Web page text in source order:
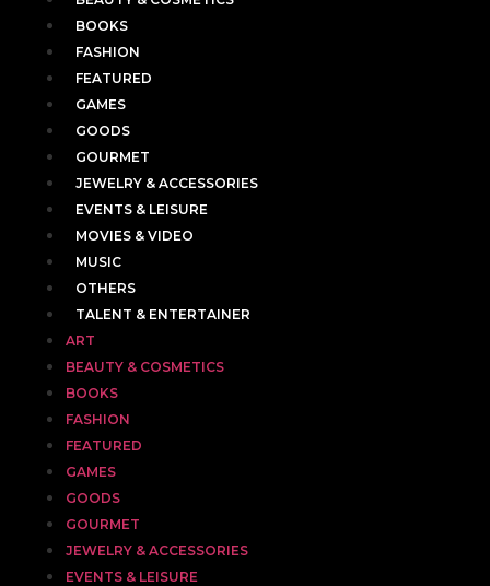
BOOKS
FASHION
FEATURED
GAMES
GOODS
GOURMET
JEWELRY & ACCESSORIES
EVENTS & LEISURE
MOVIES & VIDEO
MUSIC
OTHERS
TALENT & ENTERTAINER
ART
BEAUTY & COSMETICS
BOOKS
FASHION
FEATURED
GAMES
GOODS
GOURMET
JEWELRY & ACCESSORIES
EVENTS & LEISURE